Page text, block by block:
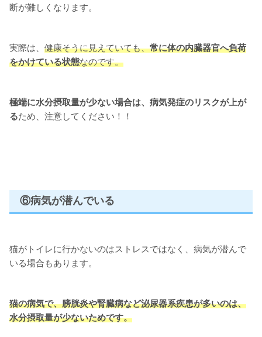
断が難しくなります。
実際は、 健康そうに見えていても、常に体の内臓器官へ負荷
をかけている状態なのです。
極端に水分摂取量が少ない場合は、病気発症のリスクが上が
るため、注意してください！！
⑥病気が潜んでいる
猫がトイレに行かないのはストレスではなく、病気が潜んで
いる場合もあります。
猫の病気で、膀胱炎や腎臓病など泌尿器系疾患が多いのは、
水分摂取量が少ないためです。